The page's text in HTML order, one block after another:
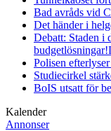
Bad avråds vid
Det händer i
Debatt: Staden i
budgetlösningar!
Polisen
Studiecirkel
BoIS utsatt för
Kalender
Annonser